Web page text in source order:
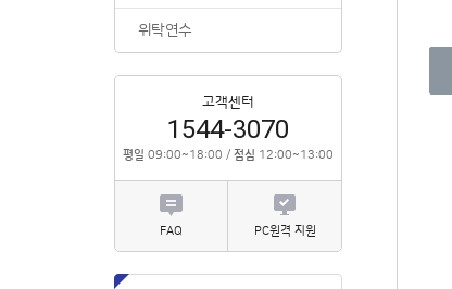
위탁연수
고객센터
1544-3070
평일 09:00~18:00 / 점심 12:00~13:00
FAQ PC원격 지원